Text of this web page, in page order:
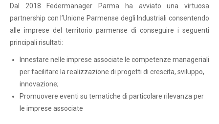
Dal 2018 Federmanager Parma ha avviato una virtuosa
partnership con l’Unione Parmense degli Industriali consentendo
alle imprese del territorio parmense di conseguire i seguenti
principali risultati:
Innestare nelle imprese associate le competenze manageriali
per facilitare la realizzazione di progetti di crescita, sviluppo,
innovazione;
Promuovere eventi su tematiche di particolare rilevanza per
le imprese associate